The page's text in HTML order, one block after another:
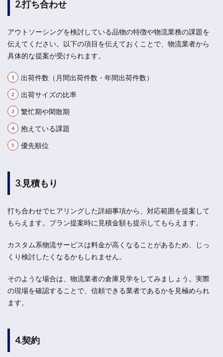
2.打ち合わせ
アウトソーシングを検討している品物の特徴や物流業務の課題を
伝えてください。以下の項目を伝えておくことで、物流業者から
具体的な提案が受けられます。
出荷件数（月間出荷件数・年間出荷件数）
出荷サイズの比率
繁忙期や閑散期
抱えている課題
優先順位
3.見積もり
打ち合わせでヒアリングした詳細事項から、対応範囲を提案して
もらえます。プラン提案時に見積金額も提示してもらえます。
カスタム系物流サービスは料金が高くなることがあるため、じっ
くり検討したくなるかもしれません。
そのような場合は、物流業者の倉庫見学をしてみましょう。実際
の現場を確認することで、信頼できる業者であるかを見極められ
ます。
4.契約